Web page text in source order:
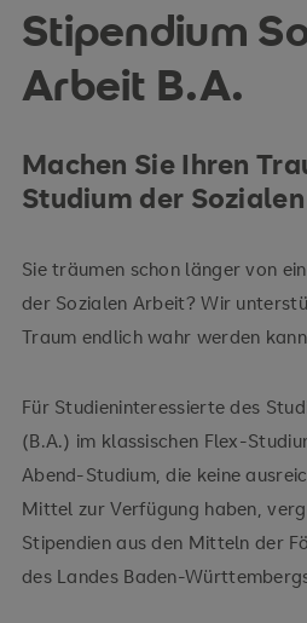
Stipendium
Arbeit B.A.
Machen Sie Ihren
Studium der
Sie träumen schon länger von
der Sozialen Arbeit? Wir
Traum endlich wahr werden
Für Studieninteressierte des
(B.A.) im klassischen Flex-
Abend-Studium, die keine
Mittel zur Verfügung haben,
Stipendien aus den Mitteln der
des Landes Baden-